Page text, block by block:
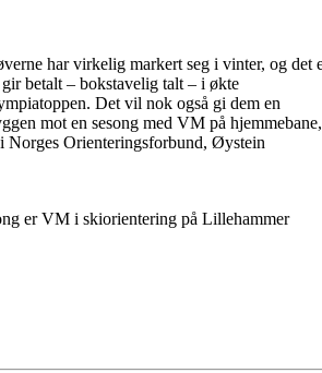
har virkelig markert seg i vinter, og det
gir betalt – bokstavelig talt – i økte
Det vil nok også gi dem en
mot en sesong med VM på hjemmebane,
Norges Orienteringsforbund, Øystein
er VM i skiorientering på Lillehammer